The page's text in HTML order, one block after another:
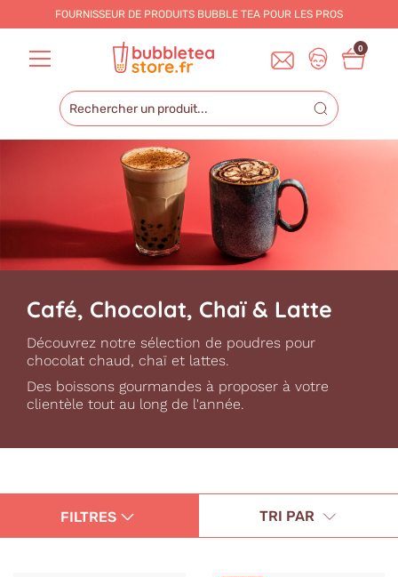
Café, Chocolat, Chaï & Latte
Découvrez notre sélection de poudres pour
chocolat chaud, chaï et lattes.
Des boissons gourmandes à proposer à votre
clientèle tout au long de l'année.
FILTRES TRI PAR
FOURNISSEUR DE PRODUITS BUBBLE TEA POUR LES PROS
0